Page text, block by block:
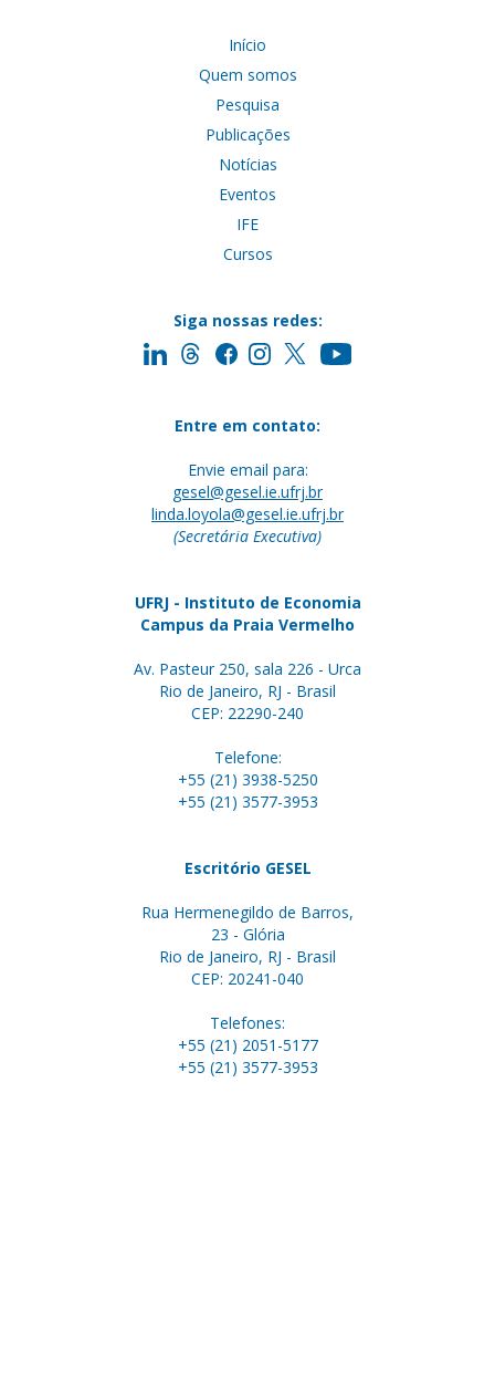
Início
Quem somos
Pesquisa
Publicações
Notícias
Eventos
IFE
Cursos
Siga nossas redes:
Entre em contato:
Envie email para:
gesel@gesel.ie.ufrj.br
linda.loyola@gesel.ie.ufrj.br
(Secretária Executiva)
UFRJ - Instituto de Economia
Campus da Praia Vermelho
Av. Pasteur 250, sala 226 - Urca
Rio de Janeiro, RJ - Brasil
CEP: 22290-240
Telefone:
+55 (21) 3938-5250
+55 (21) 3577-3953
Escritório GESEL
Rua Hermenegildo de Barros,
23 - Glória
Rio de Janeiro, RJ - Brasil
CEP: 20241-040
Telefones:
+55 (21) 2051-5177
+55 (21) 3577-3953